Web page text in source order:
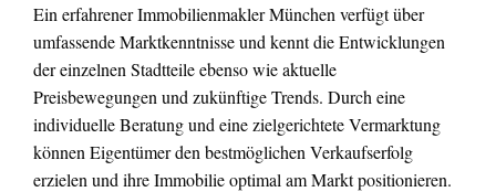
Ein erfahrener Immobilienmakler München verfügt über
umfassende Marktkenntnisse und kennt die Entwicklungen
der einzelnen Stadtteile ebenso wie aktuelle
Preisbewegungen und zukünftige Trends. Durch eine
individuelle Beratung und eine zielgerichtete Vermarktung
können Eigentümer den bestmöglichen Verkaufserfolg
erzielen und ihre Immobilie optimal am Markt positionieren.